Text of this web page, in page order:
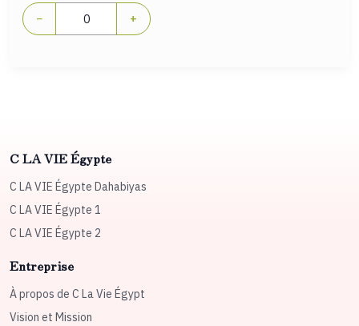
− +
C LA VIE Égypte
C LA VIE Égypte Dahabiyas
C LA VIE Égypte 1
C LA VIE Égypte 2
Entreprise
À propos de C La Vie Égypt
Vision et Mission